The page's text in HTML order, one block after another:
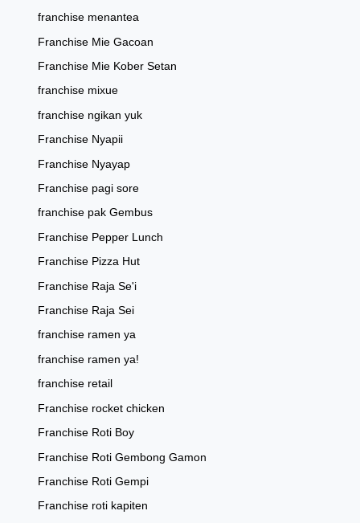
franchise menantea
Franchise Mie Gacoan
Franchise Mie Kober Setan
franchise mixue
franchise ngikan yuk
Franchise Nyapii
Franchise Nyayap
Franchise pagi sore
franchise pak Gembus
Franchise Pepper Lunch
Franchise Pizza Hut
Franchise Raja Se'i
Franchise Raja Sei
franchise ramen ya
franchise ramen ya!
franchise retail
Franchise rocket chicken
Franchise Roti Boy
Franchise Roti Gembong Gamon
Franchise Roti Gempi
Franchise roti kapiten